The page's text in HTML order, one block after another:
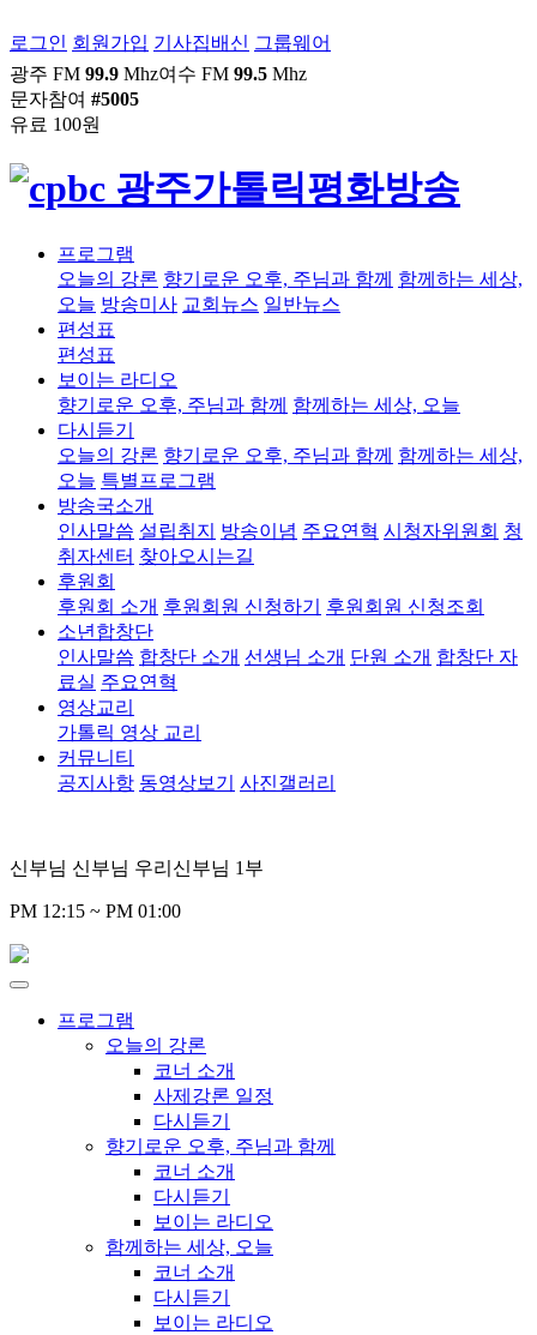
로그인 회원가입 기사집배신 그룹웨어
광주 FM 99.9 Mhz여수 FM 99.5 Mhz
문자참여 #5005
유료 100원
프로그램
오늘의 강론 향기로운 오후, 주님과 함께 함께하는 세상,
오늘 방송미사 교회뉴스 일반뉴스
편성표
편성표
보이는 라디오
향기로운 오후, 주님과 함께 함께하는 세상, 오늘
다시듣기
오늘의 강론 향기로운 오후, 주님과 함께 함께하는 세상,
오늘 특별프로그램
방송국소개
인사말씀 설립취지 방송이념 주요연혁 시청자위원회 청
취자센터 찾아오시는길
후원회
후원회 소개 후원회원 신청하기
후원회원 신청조회
소년합창단
인사말씀 합창단 소개 선생님 소개 단원 소개 합창단 자
료실 주요연혁
영상교리
가톨릭 영상 교리
커뮤니티
공지사항 동영상보기 사진갤러리
신부님 신부님 우리신부님 1부
PM 12:15 ~ PM 01:00
프로그램
오늘의 강론
코너 소개
사제강론 일정
다시듣기
향기로운 오후, 주님과 함께
코너 소개
다시듣기
보이는 라디오
함께하는 세상, 오늘
코너 소개
다시듣기
보이는 라디오